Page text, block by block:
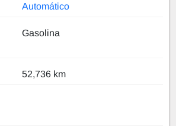
Automático
Gasolina
52,736 km